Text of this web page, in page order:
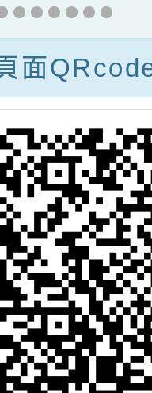
次教
金補
具特
學
面